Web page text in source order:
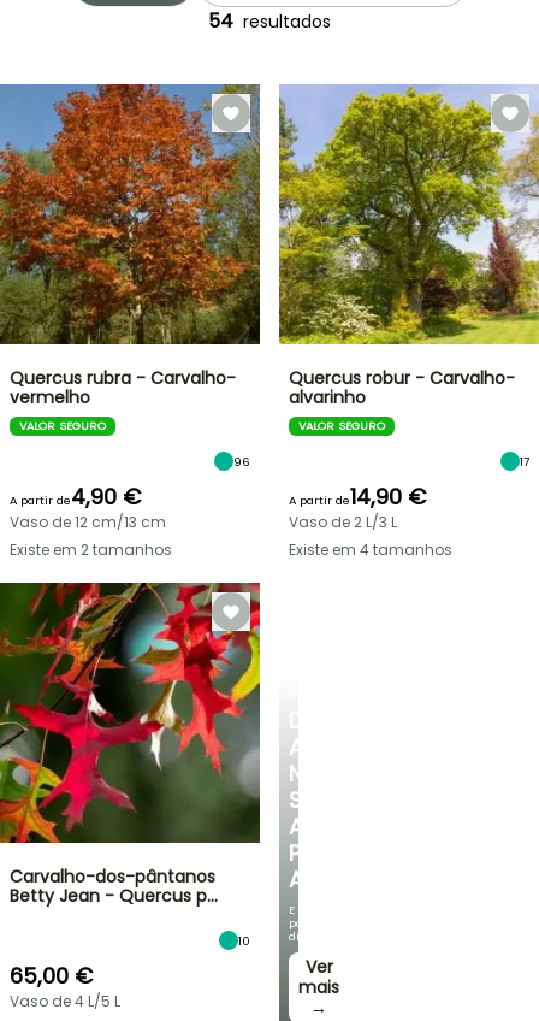
54 resultados
DESCUBRA
A
NOSSA
SELEÇÃO
A
PREÇOS
ACESSÍVEIS
E
poupe
dinheiro!
Ver
mais
→
Quercus rubra - Carvalho-
vermelho
VALOR SEGURO
96
A partir de4,90 €
Vaso de 12 cm/13 cm
Existe em 2 tamanhos
Quercus robur - Carvalho-
alvarinho
VALOR SEGURO
17
A partir de14,90 €
Vaso de 2 L/3 L
Existe em 4 tamanhos
Carvalho-dos-pântanos
Betty Jean - Quercus p…
10
65,00 €
Vaso de 4 L/5 L